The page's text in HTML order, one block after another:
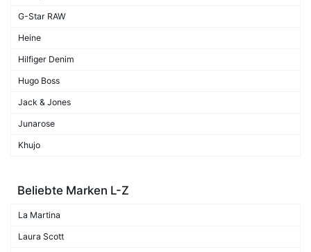
G-Star RAW
Heine
Hilfiger Denim
Hugo Boss
Jack & Jones
Junarose
Khujo
Beliebte Marken L-Z
La Martina
Laura Scott